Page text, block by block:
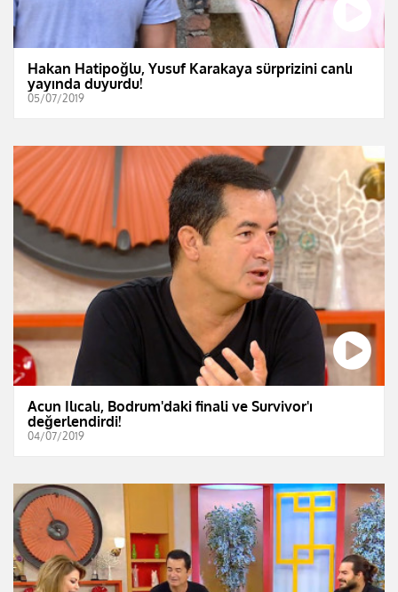
Hakan Hatipoğlu, Yusuf Karakaya sürprizini canlı
yayında duyurdu!
05/07/2019
Acun Ilıcalı, Bodrum'daki finali ve Survivor'ı
değerlendirdi!
04/07/2019